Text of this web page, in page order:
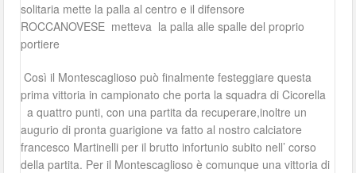
solitaria mette la palla al centro e il difensore
ROCCANOVESE metteva la palla alle spalle del proprio
portiere
Così il Montescaglioso può finalmente festeggiare questa
prima vittoria in campionato che porta la squadra di Cicorella
a quattro punti, con una partita da recuperare,inoltre un
augurio di pronta guarigione va fatto al nostro calciatore
francesco Martinelli per il brutto infortunio subito nell’ corso
della partita. Per il Montescaglioso è comunque una vittoria di